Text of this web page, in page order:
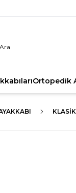
Ortopedik